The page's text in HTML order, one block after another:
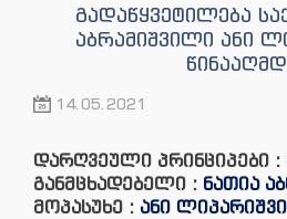
გადაწყვეტილება
აბრამიშვილი ანი
14.05.2021
დარღვეული პრინციპები :
განმცხადებელი : ნათია
მოპასუხე : ანი